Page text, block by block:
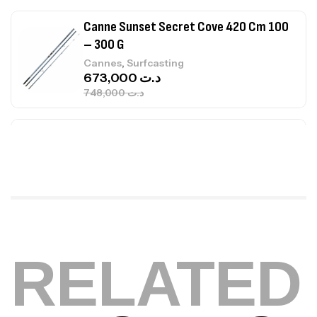
Canne Jigging Sunset Massive Attack
1.83m 120/250gr 30kg
Cannes, Jigging
د.ت340,000
Volant 3 Branches Inox T26S/35
Accastillage bateau Accessoires bateaux
د.ت
RELATED